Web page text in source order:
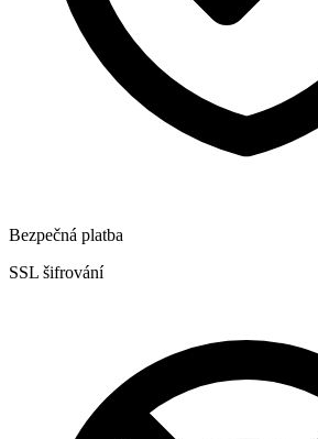
Bezpečná platba
SSL šifrování